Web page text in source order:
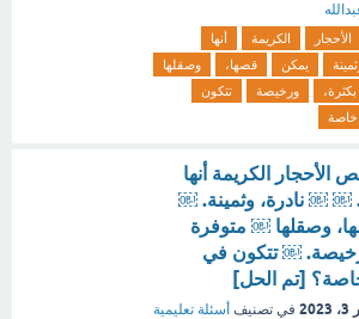
الأحجار الكريمة
أنها
يمكن قصها،
وصقلها
بكثرة، ورخيصة
تتكون
خاصة
الكريمة أنها
￼ ￼ نادرة، وثمينة. ￼
وصقلها ￼ متوفرة
￼ تتكون في
[تم الحل]
في تصنيف أسئلة تعليمية